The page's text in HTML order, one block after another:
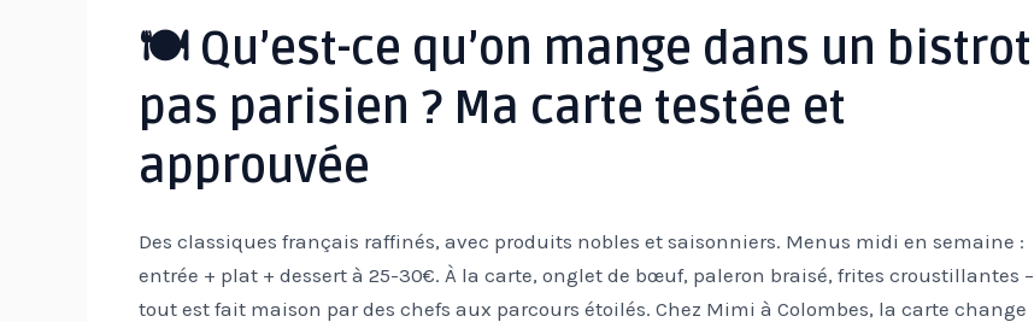
🍽 Qu’est-ce qu’on mange dans un bistrot
pas parisien ? Ma carte testée et
approuvée
Des classiques français raffinés, avec produits nobles et saisonniers. Menus midi en semaine :
entrée + plat + dessert à 25-30€. À la carte, onglet de bœuf, paleron braisé, frites croustillantes –
tout est fait maison par des chefs aux parcours étoilés. Chez Mimi à Colombes, la carte change